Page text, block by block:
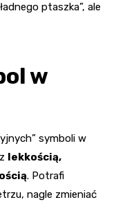
ptaszka”, ale
w
symboli w
lekkością,
. Potrafi
nagle zmieniać